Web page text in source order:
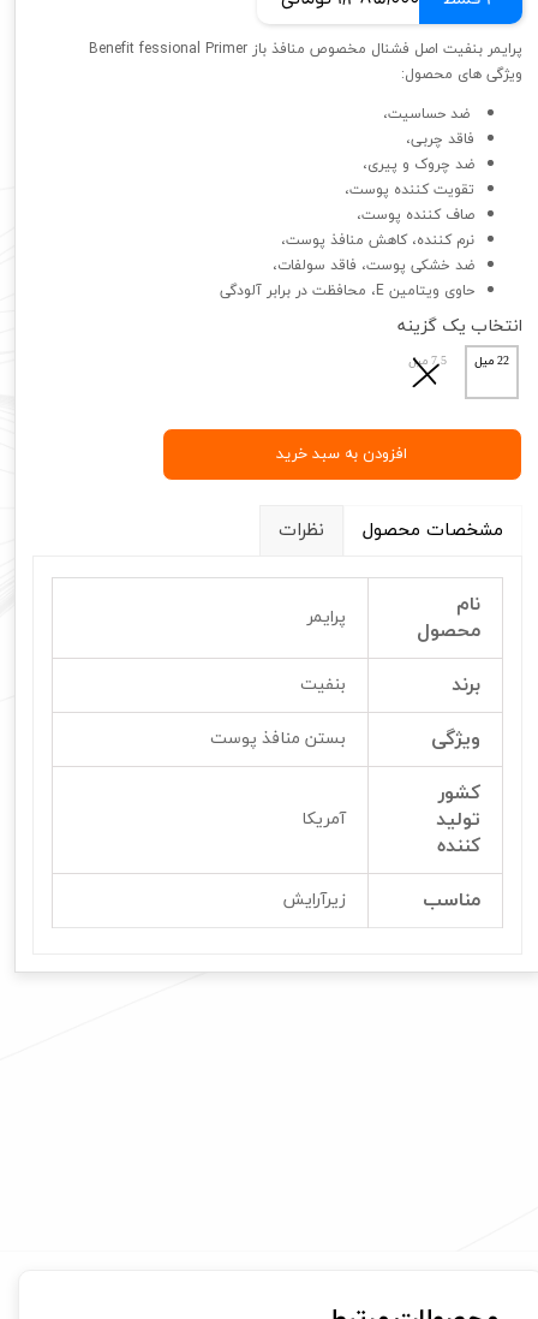
پرایمر بنفیت اصل فشنال مخصوص منافذ باز Benefit fessional Primer
ویژگی های محصول:
ضد حساسیت،
فاقد چربی،
ضد چروک و پیری،
تقویت کننده پوست،
صاف کننده پوست،
نرم کننده، کاهش منافذ پوست،
ضد خشکی پوست، فاقد سولفات،
حاوی ویتامین E، محافظت در برابر آلودگی
انتخاب یک گزینه
22 میل 7.5 میل
افزودن به سبد خرید
مشخصات محصول نظرات
نام
محصول
پرایمر
برند بنفیت
ویژگی بستن منافذ پوست
کشور
تولید
کننده
آمریکا
مناسب زیرآرایش